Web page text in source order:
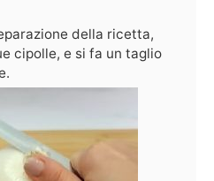
della ricetta,
cipolle, e si fa un taglio